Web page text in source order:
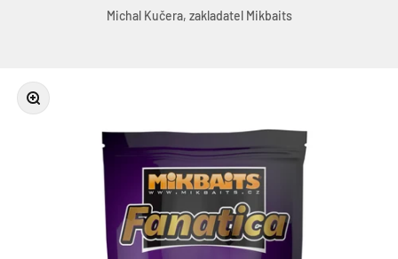
Michal Kučera, zakladatel Mikbaits
Přiblížit